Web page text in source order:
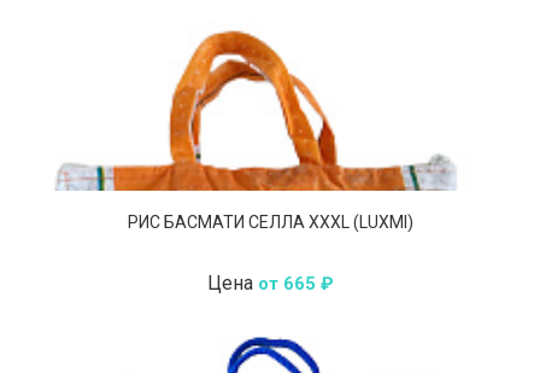
РИС БАСМАТИ СЕЛЛА XXXL (LUXMI)
Цена от 665 ₽